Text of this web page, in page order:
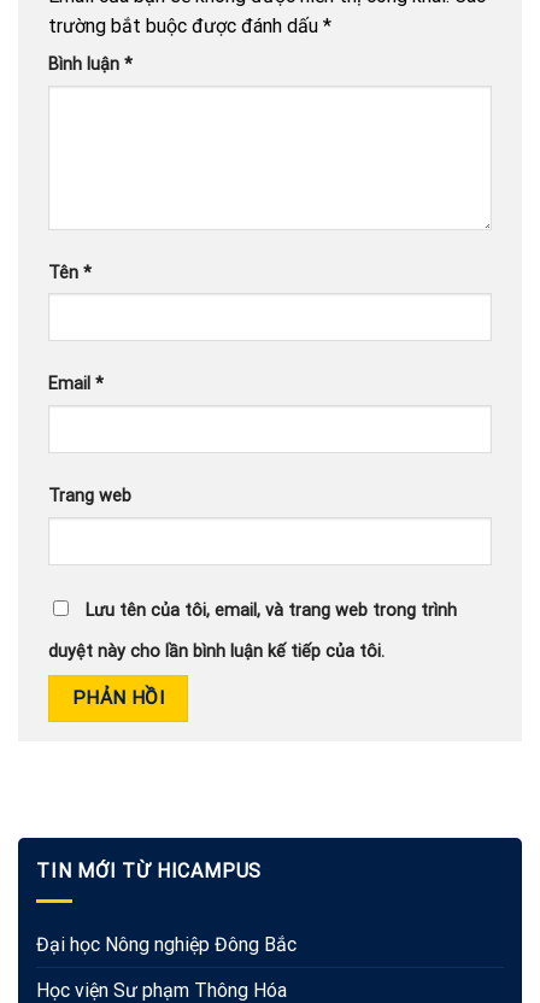
trường bắt buộc được đánh dấu *
Bình luận *
Tên *
Email *
Trang web
Lưu tên của tôi, email, và trang web trong trình
duyệt này cho lần bình luận kế tiếp của tôi.
TIN MỚI TỪ HICAMPUS
Đại học Nông nghiệp Đông Bắc
Học viện Sư phạm Thông Hóa